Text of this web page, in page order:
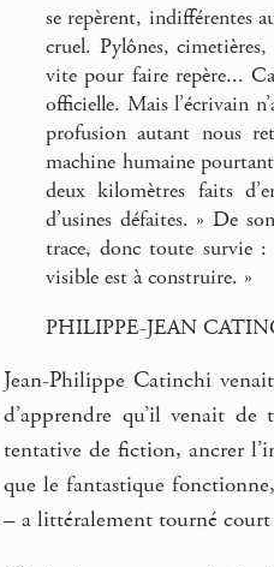
se repèrent, indifférentes
cruel. Pylônes,
vite pour faire repère...
officielle. Mais l’écrivain
profusion autant nous
machine humaine
deux kilomètres faits
d’usines défaites. » De
trace, donc toute survie :
visible est à construire. »
PHILIPPE-JEAN
Jean-Philippe Catinchi
d’apprendre qu’il venait
tentative de fiction, ancrer
que le fantastique
– a littéralement tourné